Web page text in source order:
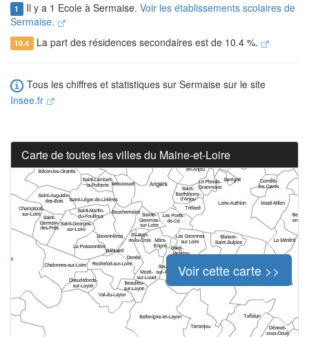
1 Il y a 1 Ecole à Sermaise. Voir les établissements scolaires de
Sermaise.
10.4 La part des résidences secondaires est de 10.4 %.
Tous les chiffres et statistiques sur Sermaise sur le site
Insee.fr
Carte de toutes les villes du Maine-et-Loire
Voir cette carte >>